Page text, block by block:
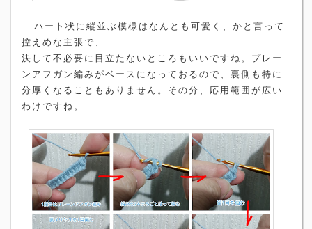
ハート状に縦並ぶ模様はなんとも可愛く、かと言って
控えめな主張で、
決して不必要に目立たないところもいいですね。プレー
ンアフガン編みがベースになっておるので、裏側も特に
分厚くなることもありません。その分、応用範囲が広い
わけですね。